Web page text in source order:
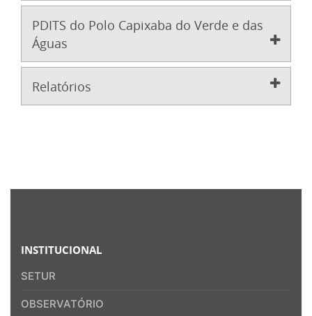
PDITS do Polo Capixaba do Verde e das
Águas
Relatórios
INSTITUCIONAL
SETUR
OBSERVATÓRIO